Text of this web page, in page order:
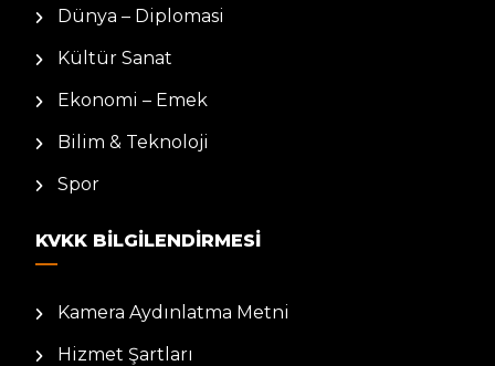
Dünya – Diplomasi
Kültür Sanat
Ekonomi – Emek
Bilim & Teknoloji
Spor
KVKK BILGILENDIRMESI
Kamera Aydınlatma Metni
Hizmet Şartları